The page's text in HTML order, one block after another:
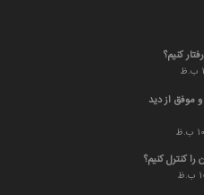
کنیم؟
موفق از دید
کنترل کنیم؟